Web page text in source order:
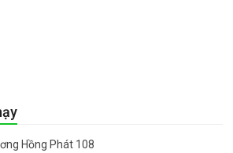
Hồng Phát 108